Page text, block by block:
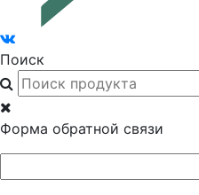
Поиск
Форма обратной связи